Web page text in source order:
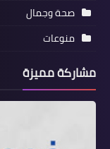
صحة وجمال
منوعات
مشاركة مميزة